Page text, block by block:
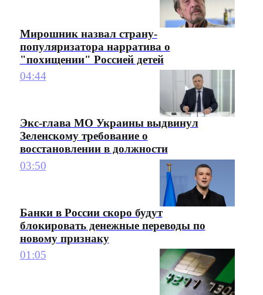
Мирошник назвал страну-
популяризатора нарратива о
"похищении" Россией детей
04:44
Экс-глава МО Украины выдвинул
Зеленскому требование о
восстановлении в должности
03:50
Банки в России скоро будут
блокировать денежные переводы по
новому признаку
01:05